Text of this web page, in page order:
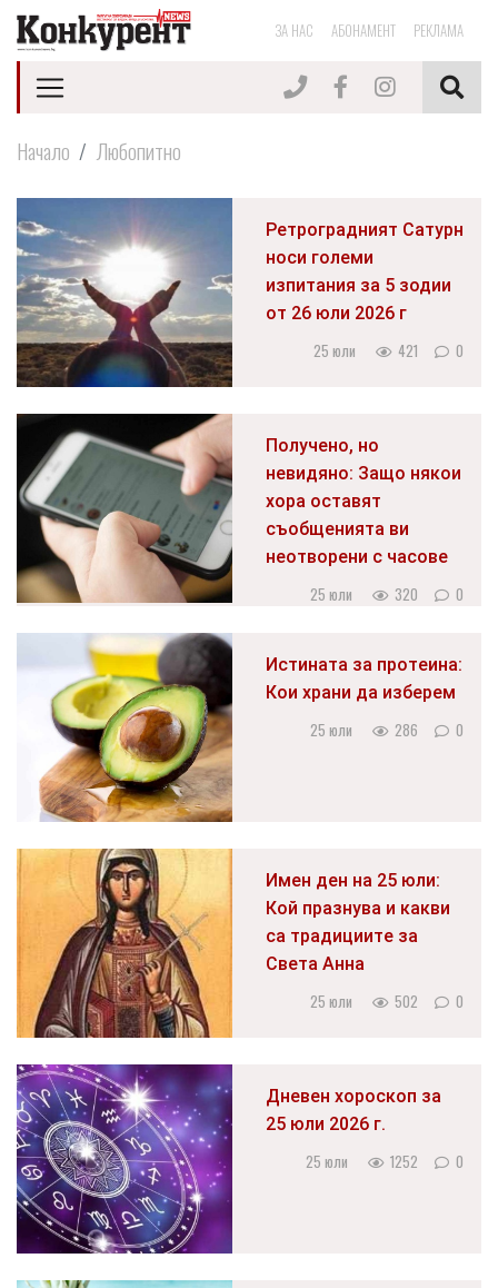
ЗА НАС АБОНАМЕНТ РЕКЛАМА
Начало Любопитно
Ретроградният Сатурн
носи големи
изпитания за 5 зодии
от 26 юли 2026 г
25 юли 421 0
Получено, но
невидяно: Защо някои
хора оставят
съобщенията ви
неотворени с часове
25 юли 320 0
Истината за протеина:
Кои храни да изберем
25 юли 286 0
Имен ден на 25 юли:
Кой празнува и какви
са традициите за
Света Анна
25 юли 502 0
Дневен хороскоп за
25 юли 2026 г.
25 юли 1252 0